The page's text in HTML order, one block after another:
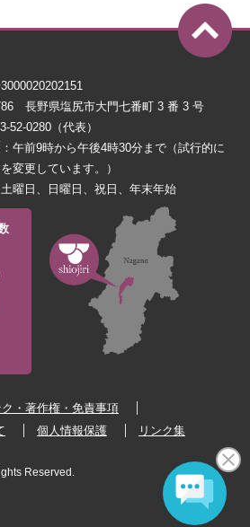
長野県塩尻市大門七番町 3 番 3 号
52-0280（代表）
午前9時から午後4時30分まで（試行的に
変更しています。）
曜日、日曜日、祝日、年末年始
ク・著作権・免責事項
個人情報保護 リンク集
Reserved.